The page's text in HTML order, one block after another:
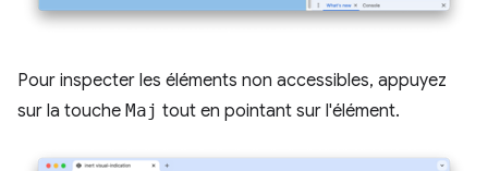
Pour inspecter les éléments non accessibles, appuyez
sur la touche Maj tout en pointant sur l'élément.